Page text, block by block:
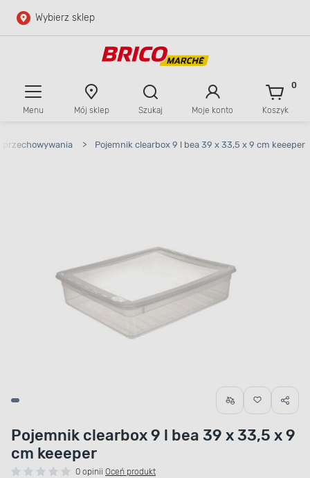
Przejdź do głównej zawartości
Wybierz sklep
Menu Mój sklep Szukaj Moje konto Koszyk
0
przechowywania > Pojemnik clearbox 9 l bea 39 x 33,5 x 9 cm keeeper
Pojemnik clearbox 9 l bea 39 x 33,5 x 9
cm keeeper
0 opinii Oceń produkt